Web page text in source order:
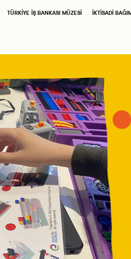
TÜRKIYE İŞ BANKASI MÜZESI İKTISADI
SAHNE
RESIM HEYKEL
TÜRKIYE İŞ
MÜZESI
İKTISADI
MÜZESI
ATATÜRK
KÜTÜPHANESI
SANAT